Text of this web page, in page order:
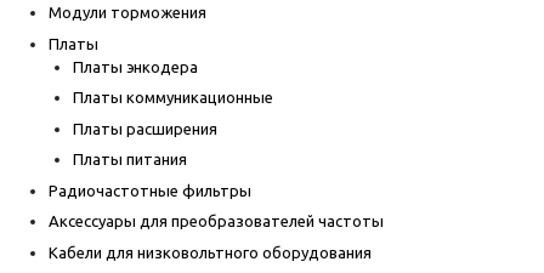
Модули торможения
Платы
Платы энкодера
Платы коммуникационные
Платы расширения
Платы питания
Радиочастотные фильтры
Аксессуары для преобразователей частоты
Кабели для низковольтного оборудования